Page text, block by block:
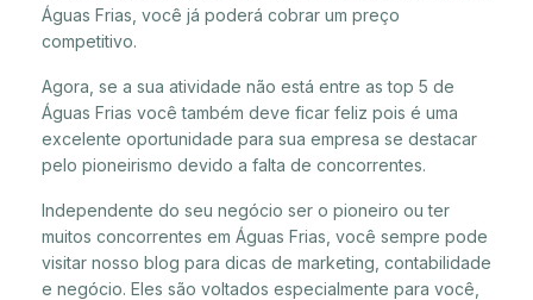
Águas Frias, você já poderá cobrar um preço
competitivo.
Agora, se a sua atividade não está entre as top 5 de
Águas Frias você também deve ficar feliz pois é uma
excelente oportunidade para sua empresa se destacar
pelo pioneirismo devido a falta de concorrentes.
Independente do seu negócio ser o pioneiro ou ter
muitos concorrentes em Águas Frias, você sempre pode
visitar nosso blog para dicas de marketing, contabilidade
e negócio. Eles são voltados especialmente para você,